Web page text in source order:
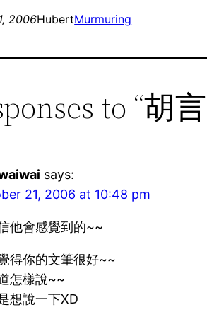
2006HubertMurmuring
to “胡
says:
21, 2006 at 10:48 pm
他會感覺到的~~
得你的文筆很好~~
怎樣說~~
想說一下XD